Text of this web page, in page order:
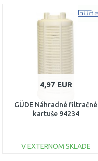
DO KOŠÍKA
Porovnať
4,97 EUR
GÜDE Náhradné filtračné
kartuše 94234
V EXTERNOM SKLADE